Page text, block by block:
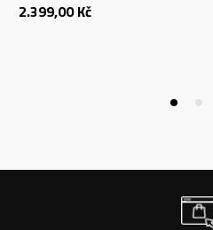
2.399,00 Kč